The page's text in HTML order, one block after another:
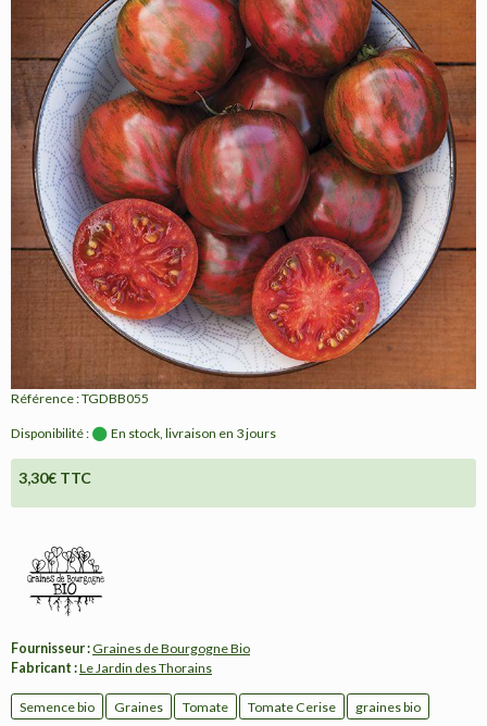
Référence : TGDBB055
Disponibilité : En stock, livraison en 3 jours
3,30€ TTC
Fournisseur :Graines de Bourgogne Bio
Fabricant :Le Jardin des Thorains
Semence bio Graines Tomate Tomate Cerise graines bio